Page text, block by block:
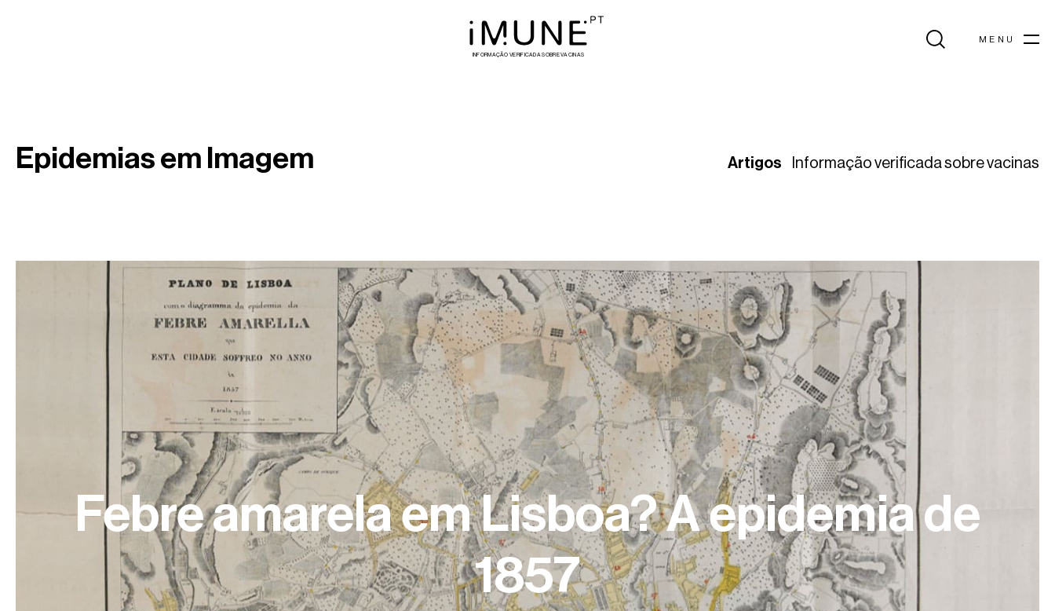
INFORMAÇÃO VERIFICADA SOBRE VACINAS
MENU
Epidemias em Imagem Artigos Informação verificada sobre vacinas
Febre amarela em Lisboa? A epidemia de
1857